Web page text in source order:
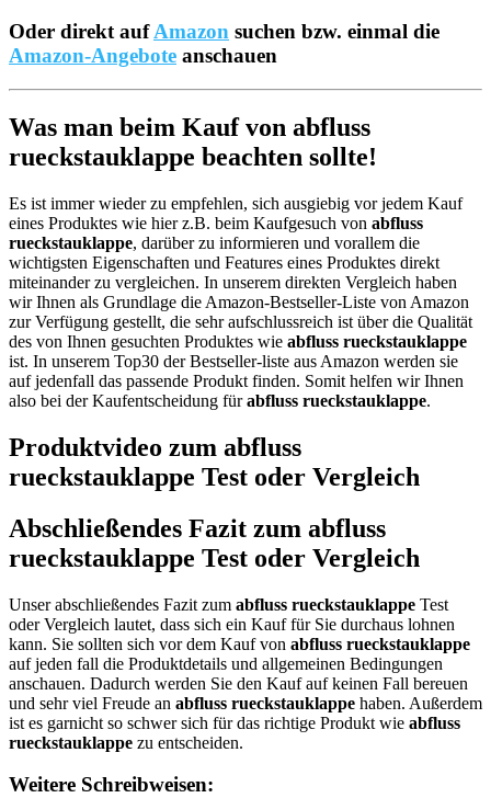
Oder direkt aufAmazon suchen bzw. einmal die
Amazon-Angebote anschauen
Was man beim Kauf von abfluss
rueckstauklappe beachten sollte!
Es ist immer wieder zu empfehlen, sich ausgiebig vor jedem Kauf
eines Produktes wie hier z.B. beim Kaufgesuch von abfluss
rueckstauklappe, darüber zu informieren und vorallem die
wichtigsten Eigenschaften und Features eines Produktes direkt
miteinander zu vergleichen. In unserem direkten Vergleich haben
wir Ihnen als Grundlage die Amazon-Bestseller-Liste von Amazon
zur Verfügung gestellt, die sehr aufschlussreich ist über die Qualität
des von Ihnen gesuchten Produktes wie abfluss rueckstauklappe
ist. In unserem Top30 der Bestseller-liste aus Amazon werden sie
auf jedenfall das passende Produkt finden. Somit helfen wir Ihnen
also bei der Kaufentscheidung fürabfluss rueckstauklappe.
Produktvideo zum abfluss
rueckstauklappe Test oder Vergleich
Abschließendes Fazit zum abfluss
rueckstauklappe Test oder Vergleich
Unser abschließendes Fazit zum abfluss rueckstauklappe Test
oder Vergleich lautet, dass sich ein Kauf für Sie durchaus lohnen
kann. Sie sollten sich vor dem Kauf von abfluss rueckstauklappe
auf jeden fall die Produktdetails und allgemeinen Bedingungen
anschauen. Dadurch werden Sie den Kauf auf keinen Fall bereuen
und sehr viel Freude an abfluss rueckstauklappe haben. Außerdem
ist es garnicht so schwer sich für das richtige Produkt wie abfluss
rueckstauklappe zu entscheiden.
Weitere Schreibweisen: